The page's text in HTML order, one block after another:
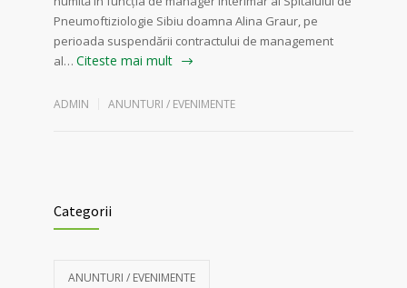
Pneumoftiziologie Sibiu doamna Alina Graur, pe
perioada suspendării contractului de management
al… Citeste mai mult
ADMIN ANUNTURI / EVENIMENTE
Categorii
ANUNTURI / EVENIMENTE